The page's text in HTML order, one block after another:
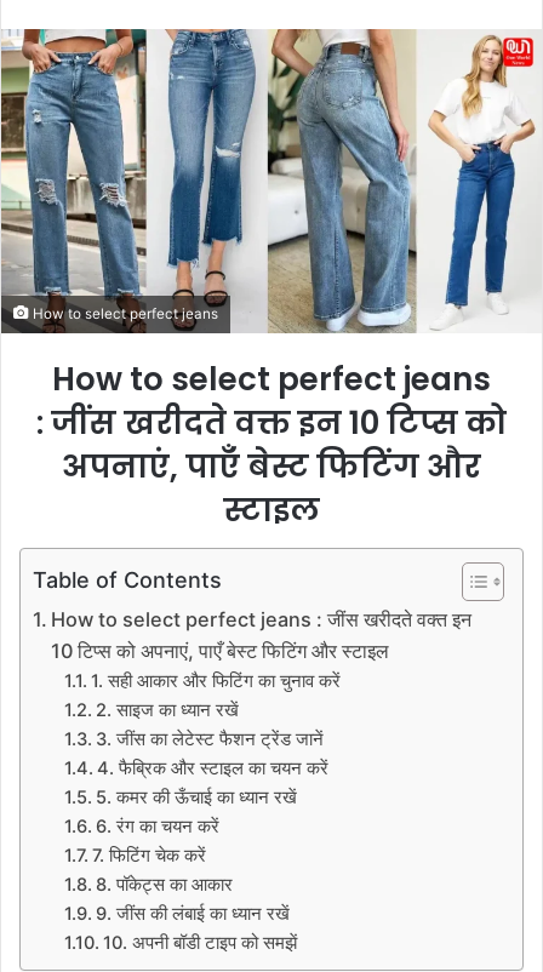
n
d
a
n
m
a
How to select perfect jeans
How to select perfect jeans
: जींस खरीदते वक्त इन 10 टिप्स को
अपनाएं, पाएँ बेस्ट फिटिंग और
स्टाइल
Table of Contents
How to select perfect jeans : जींस खरीदते वक्त इन
10 टिप्स को अपनाएं, पाएँ बेस्ट फिटिंग और स्टाइल
1. सही आकार और फिटिंग का चुनाव करें
2. साइज का ध्यान रखें
3. जींस का लेटेस्ट फैशन ट्रेंड जानें
4. फैब्रिक और स्टाइल का चयन करें
5. कमर की ऊँचाई का ध्यान रखें
6. रंग का चयन करें
7. फिटिंग चेक करें
8. पॉकेट्स का आकार
9. जींस की लंबाई का ध्यान रखें
10. अपनी बॉडी टाइप को समझें